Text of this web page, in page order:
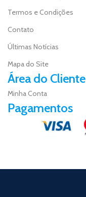
Termos e Condições
Contato
Últimas Notícias
Mapa do Site
Área do Cliente
Minha Conta
Pagamentos